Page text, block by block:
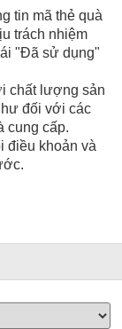
tin mã thẻ quà
trách nhiệm
"Đã sử dụng"
chất lượng sản
đối với các
cung cấp.
điều khoản và